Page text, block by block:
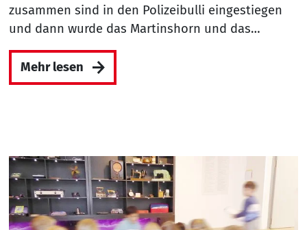
zusammen sind in den Polizeibulli eingestiegen
und dann wurde das Martinshorn und das…
Mehr lesen